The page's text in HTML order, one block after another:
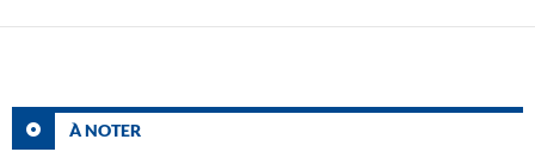
À NOTER